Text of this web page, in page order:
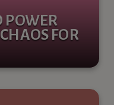
POWER
FOR